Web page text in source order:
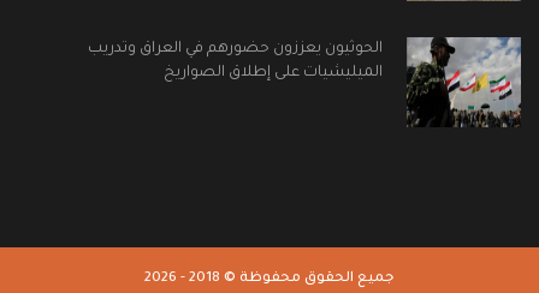
الحوثيون يعززون حضورهم في العراق وتدريب
الميليشيات على إطلاق الصواريخ
جميع الحقوق محفوظة © 2018 - 2026